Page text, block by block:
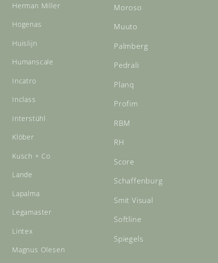
Herman Miller
Hogenas
Huislijn
Humanscale
Incatro
Inclass
Interstühl
Klöber
Kusch + Co
Lande
Lapalma
Legamaster
Lintex
Magnus Olesen
Moroso
Muuto
Palmberg
Pedrali
Planq
Profim
RBM
RH
Score
Schaffenburg
Smit Visual
Softline
Spiegels